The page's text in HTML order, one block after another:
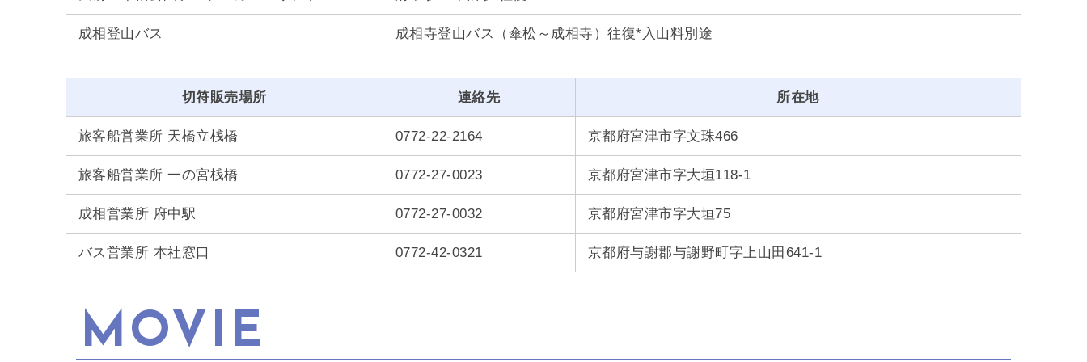
成相登山バス 成相寺登山バス（傘松～成相寺）往復*入山料別途
切符販売場所 連絡先 所在地
旅客船営業所 天橋立桟橋 0772-22-2164 京都府宮津市字文珠466
旅客船営業所 一の宮桟橋 0772-27-0023 京都府宮津市字大垣118-1
成相営業所 府中駅 0772-27-0032 京都府宮津市字大垣75
バス営業所 本社窓口 0772-42-0321 京都府与謝郡与謝野町字上山田641-1
MOVIE